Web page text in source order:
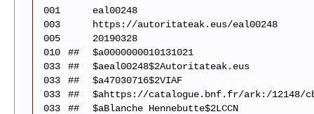
001
eal00248
003
https://autoritateak.eus/eal00248
005
20190328
010
##
$a0000000010131021
033
##
$aeal00248$2Autoritateak.eus
033
##
$a47030716$2VIAF
033
##
$ahttps://catalogue.bnf.fr/ark:/12148/
033
##
$aBlanche Hennebutte$2LCCN